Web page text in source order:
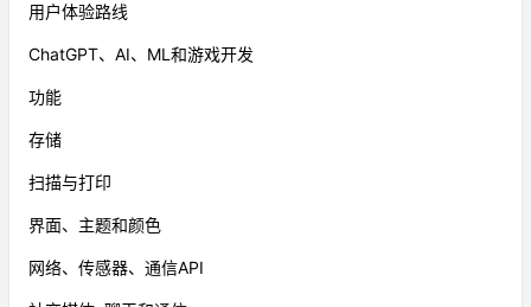
用户体验路线
ChatGPT、AI、ML和游戏开发
功能
存储
扫描与打印
界面、主题和颜色
网络、传感器、通信API